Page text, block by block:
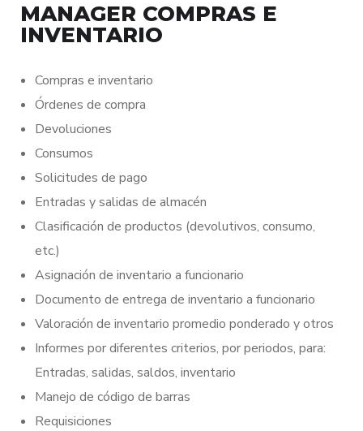
MANAGER COMPRAS E
INVENTARIO
Compras e inventario
Órdenes de compra
Devoluciones
Consumos
Solicitudes de pago
Entradas y salidas de almacén
Clasificación de productos (devolutivos, consumo,
etc.)
Asignación de inventario a funcionario
Documento de entrega de inventario a funcionario
Valoración de inventario promedio ponderado y otros
Informes por diferentes criterios, por periodos, para:
Entradas, salidas, saldos, inventario
Manejo de código de barras
Requisiciones